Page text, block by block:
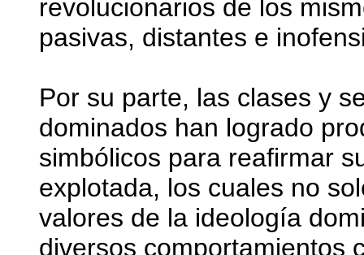
revolucionarios de los
pasivas, distantes e
Por su parte, las clases y
dominados han logrado
simbólicos para reafirmar
explotada, los cuales no
valores de la ideología
diversos comportamientos